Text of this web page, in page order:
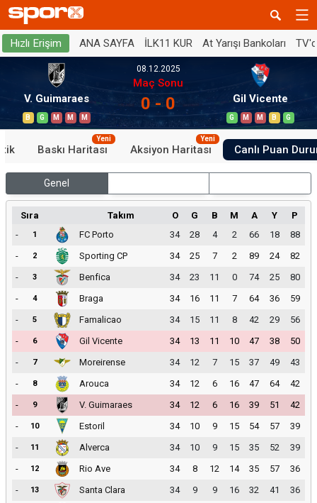
Hızlı Erişim ANA SAYFA İLK11 KUR At Yarışı Bankoları
V. Guimaraes
B G M M M
08.12.2025
Maç Sonu
0 - 0 Gil Vicente
G M M B G
Baskı Haritası
Yeni
Aksiyon Haritası
Yeni
Canlı Puan
Genel
Sıra Takım O G B M A Y
P
-
1 FC Porto 34 28 4 2 66 18
88
-
2 Sporting CP 34 25 7 2 89 24
82
-
3 Benfica 34 23 11 0 74 25
80
-
4 Braga 34 16 11 7 64 36
59
-
5 Famalicao 34 15 11 8 42 29
56
-
6 Gil Vicente 34 13 11 10 47 38
50
-
7 Moreirense 34 12 7 15 37 49
43
-
8 Arouca 34 12 6 16 47 64
42
-
9 V. Guimaraes 34 12 6 16 39 51
42
-
10 Estoril 34 10 9 15 54 57
39
-
11 Alverca 34 10 9 15 35 52
39
-
12 Rio Ave 34 8 12 14 35 57
36
-
13 Santa Clara 34 9 9 16 32 41
36